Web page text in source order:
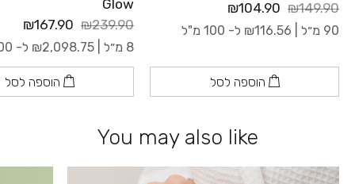
₪149.90
₪104.90
90 מ״ל | ₪116.56 ל- 100 מ"ל
הוספה לסל
Glow
₪239.90
₪167.90
8 מ״ל | ₪2,098.75 ל- 100 מ"ל
הוספה לסל
You may also like